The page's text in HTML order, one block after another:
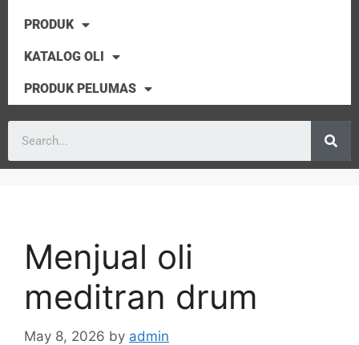
PRODUK
KATALOG OLI
PRODUK PELUMAS
Menjual oli
meditran drum
May 8, 2026 by admin